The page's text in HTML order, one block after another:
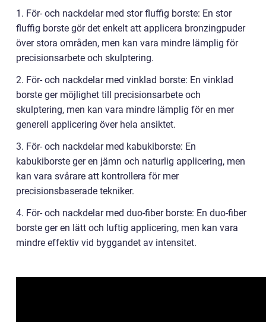
1. För- och nackdelar med stor fluffig borste: En stor
fluffig borste gör det enkelt att applicera bronzingpuder
över stora områden, men kan vara mindre lämplig för
precisionsarbete och skulptering.
2. För- och nackdelar med vinklad borste: En vinklad
borste ger möjlighet till precisionsarbete och
skulptering, men kan vara mindre lämplig för en mer
generell applicering över hela ansiktet.
3. För- och nackdelar med kabukiborste: En
kabukiborste ger en jämn och naturlig applicering, men
kan vara svårare att kontrollera för mer
precisionsbaserade tekniker.
4. För- och nackdelar med duo-fiber borste: En duo-fiber
borste ger en lätt och luftig applicering, men kan vara
mindre effektiv vid byggandet av intensitet.